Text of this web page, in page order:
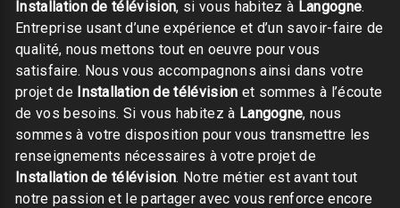
Installation de télévision, si vous habitez à Langogne.
Entreprise usant d’une expérience et d’un savoir-faire de
qualité, nous mettons tout en oeuvre pour vous
satisfaire. Nous vous accompagnons ainsi dans votre
projet de Installation de télévision et sommes à l’écoute
de vos besoins. Si vous habitez à Langogne, nous
sommes à votre disposition pour vous transmettre les
renseignements nécessaires à votre projet de
Installation de télévision. Notre métier est avant tout
notre passion et le partager avec vous renforce encore